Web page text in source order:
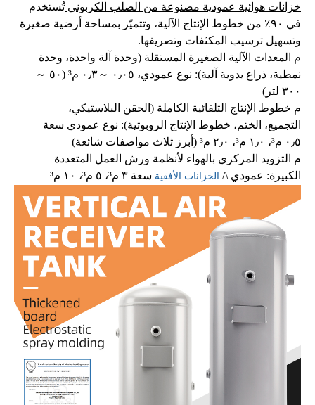
خزانات هوائية عمودية مصنوعة من الصلب الكربونيتُستخدم
في ٩٠٪ من خطوط الإنتاج الآلية، وتتميّز بمساحة أرضية صغيرة
وتسهيل ترسيب المكثفات وتصريفها.
م المعدات الآلية الصغيرة المستقلة (وحدة آلة واحدة، وحدة
نمطية، ذراع يدوية آلية): نوع عمودي، ٠٫٠٥
～٠٫٣ م³ (٥٠
～
٣٠٠ لتر)
م خطوط الإنتاج التلقائية الكاملة (الحقن البلاستيكي،
التجميع، الختم، خطوط الإنتاج الروبوتية): نوع عمودي سعة
٠٫٥ م³، ١٫٠ م³، ٢٫٠ م³ (أبرز ثلاث مواصفات شائعة)
م التزويد المركزي بالهواء لأنظمة ورش العمل المتعددة
الكبيرة: عمودي \/ الخزانات الأفقية سعة ٣ م³، ٥ م³، ١٠ م³